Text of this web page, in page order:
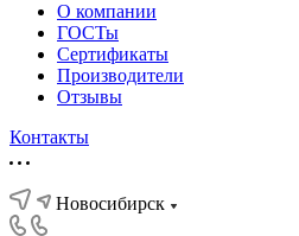
О компании
ГОСТы
Сертификаты
Производители
Отзывы
Контакты
Новосибирск